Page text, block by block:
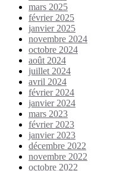
mars 2025
février 2025
janvier 2025
novembre 2024
octobre 2024
août 2024
juillet 2024
avril 2024
février 2024
janvier 2024
mars 2023
février 2023
janvier 2023
décembre 2022
novembre 2022
octobre 2022